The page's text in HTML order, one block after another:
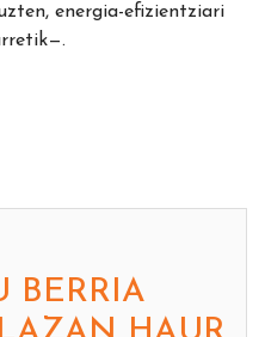
energia-efizientziari
BERRIA